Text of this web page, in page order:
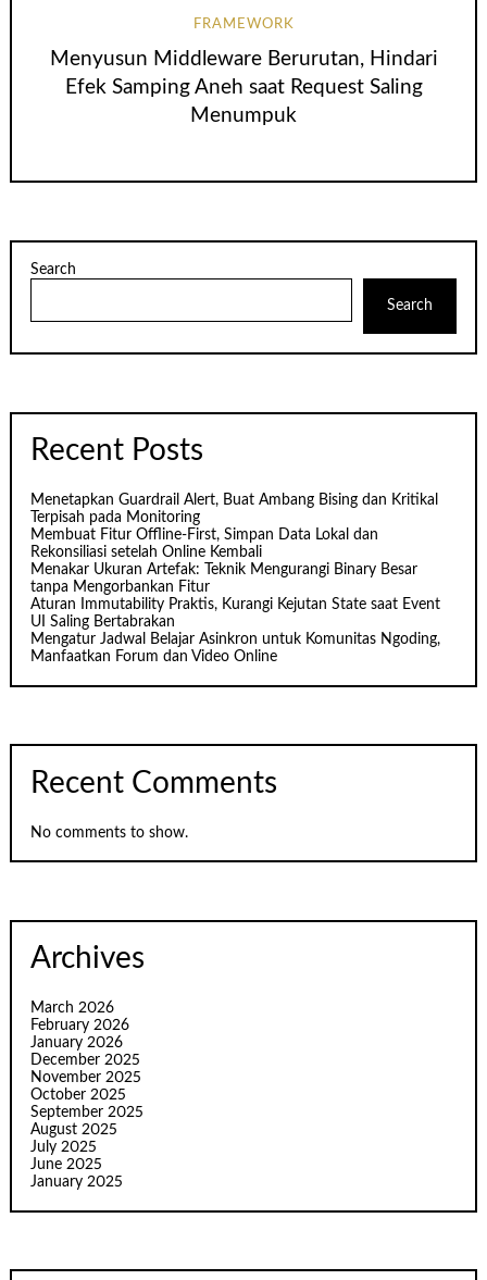
FRAMEWORK
Menyusun Middleware Berurutan, Hindari
Efek Samping Aneh saat Request Saling
Menumpuk
Search
Search
Recent Posts
Menetapkan Guardrail Alert, Buat Ambang Bising dan Kritikal
Terpisah pada Monitoring
Membuat Fitur Offline-First, Simpan Data Lokal dan
Rekonsiliasi setelah Online Kembali
Menakar Ukuran Artefak: Teknik Mengurangi Binary Besar
tanpa Mengorbankan Fitur
Aturan Immutability Praktis, Kurangi Kejutan State saat Event
UI Saling Bertabrakan
Mengatur Jadwal Belajar Asinkron untuk Komunitas Ngoding,
Manfaatkan Forum dan Video Online
Recent Comments
No comments to show.
Archives
March 2026
February 2026
January 2026
December 2025
November 2025
October 2025
September 2025
August 2025
July 2025
June 2025
January 2025